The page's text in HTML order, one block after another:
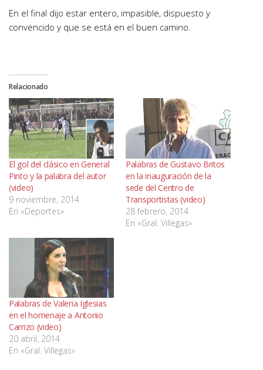
En el final dijo estar entero, impasible, dispuesto y
convencido y que se está en el buen camino.
Relacionado
El gol del clásico en General
Pinto y la palabra del autor
(video)
9 noviembre, 2014
En «Deportes»
Palabras de Gustavo Britos
en la inauguración de la
sede del Centro de
Transportistas (video)
28 febrero, 2014
En «Gral. Villegas»
Palabras de Valeria Iglesias
en el homenaje a Antonio
Carrizo (video)
20 abril, 2014
En «Gral. Villegas»